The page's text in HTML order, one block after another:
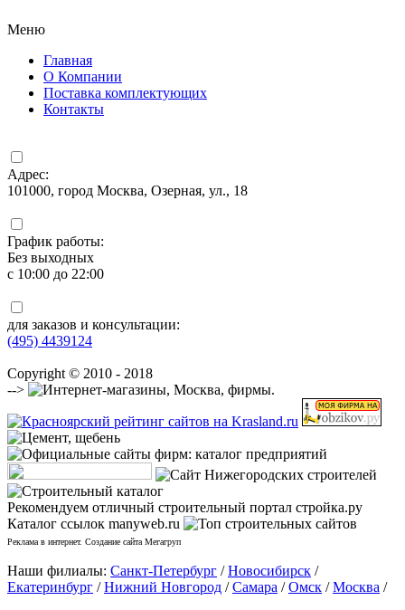
Меню
Главная
О Компании
Поставка комплектующих
Контакты
Адрес:
101000, город Москва, Озерная, ул., 18
График работы:
Без выходных
с 10:00 до 22:00
для заказов и консультации:
(495) 4439124
Copyright © 2010 - 2018
-->
Рекомендуем отличный строительный портал стройка.ру
Каталог ссылок manyweb.ru
Реклама в интернет. Создание сайта Мегагруп
Наши филиалы: Санкт-Петербург /Новосибирск /
Екатеринбург /Нижний Новгород /Самара /Омск /Москва /